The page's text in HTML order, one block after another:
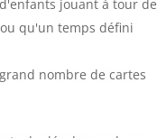
jouant à tour de
qu'un temps défini
nombre de cartes